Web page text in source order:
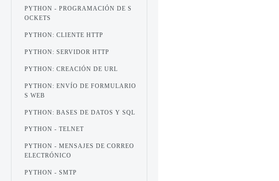
PYTHON - PROGRAMACIÓN DE S
OCKETS
PYTHON: CLIENTE HTTP
PYTHON: SERVIDOR HTTP
PYTHON: CREACIÓN DE URL
PYTHON: ENVÍO DE FORMULARIO
S WEB
PYTHON: BASES DE DATOS Y SQL
PYTHON - TELNET
PYTHON - MENSAJES DE CORREO
ELECTRÓNICO
PYTHON - SMTP